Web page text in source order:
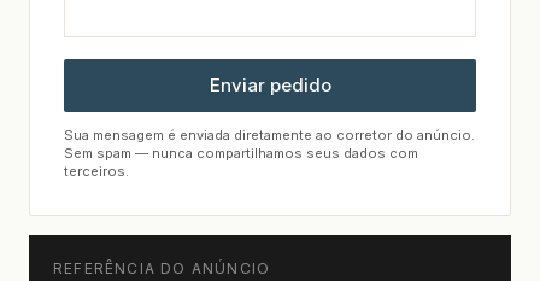
Enviar pedido
Sua mensagem é enviada diretamente ao corretor do anúncio.
Sem spam — nunca compartilhamos seus dados com
terceiros.
REFERÊNCIA DO ANÚNCIO